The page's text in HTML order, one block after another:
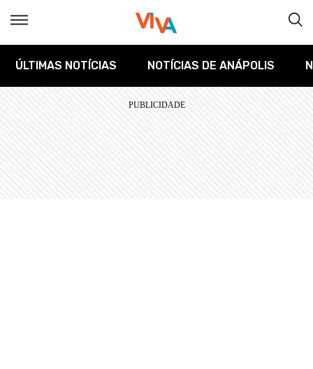
ÚLTIMAS NOTÍCIAS NOTÍCIAS DE ANÁPOLIS